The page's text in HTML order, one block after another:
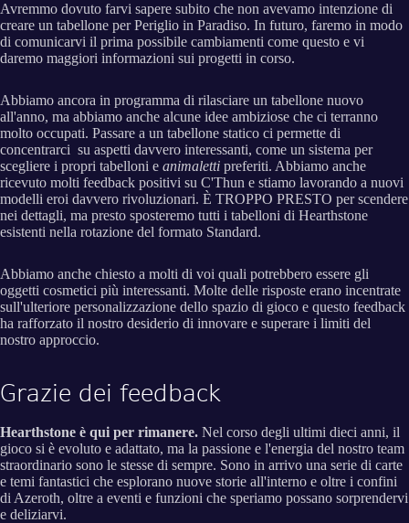
Avremmo dovuto farvi sapere subito che non avevamo intenzione di
creare un tabellone per Periglio in Paradiso. In futuro, faremo in modo
di comunicarvi il prima possibile cambiamenti come questo e vi
daremo maggiori informazioni sui progetti in corso.
Abbiamo ancora in programma di rilasciare un tabellone nuovo
all'anno, ma abbiamo anche alcune idee ambiziose che ci terranno
molto occupati. Passare a un tabellone statico ci permette di
concentrarci su aspetti davvero interessanti, come un sistema per
scegliere i propri tabelloni e animaletti preferiti. Abbiamo anche
ricevuto molti feedback positivi su C'Thun e stiamo lavorando a nuovi
modelli eroi davvero rivoluzionari. È TROPPO PRESTO per scendere
nei dettagli, ma presto sposteremo tutti i tabelloni di Hearthstone
esistenti nella rotazione del formato Standard.
Abbiamo anche chiesto a molti di voi quali potrebbero essere gli
oggetti cosmetici più interessanti. Molte delle risposte erano incentrate
sull'ulteriore personalizzazione dello spazio di gioco e questo feedback
ha rafforzato il nostro desiderio di innovare e superare i limiti del
nostro approccio.
Grazie dei feedback
Hearthstone è qui per rimanere. Nel corso degli ultimi dieci anni, il
gioco si è evoluto e adattato, ma la passione e l'energia del nostro team
straordinario sono le stesse di sempre. Sono in arrivo una serie di carte
e temi fantastici che esplorano nuove storie all'interno e oltre i confini
di Azeroth, oltre a eventi e funzioni che speriamo possano sorprendervi
e deliziarvi.